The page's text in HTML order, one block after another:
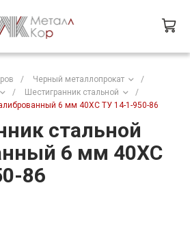
/ Черный металлопрокат
/
/ Шестигранник стальной
/
6 мм 40ХС ТУ 14-1-950-86
стальной
6 мм 40ХС
86